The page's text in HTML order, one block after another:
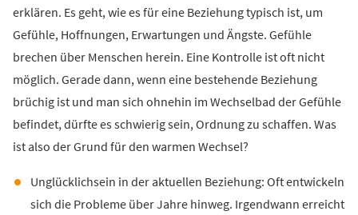
erklären. Es geht, wie es für eine Beziehung typisch ist, um
Gefühle, Hoffnungen, Erwartungen und Ängste. Gefühle
brechen über Menschen herein. Eine Kontrolle ist oft nicht
möglich. Gerade dann, wenn eine bestehende Beziehung
brüchig ist und man sich ohnehin im Wechselbad der Gefühle
befindet, dürfte es schwierig sein, Ordnung zu schaffen. Was
ist also der Grund für den warmen Wechsel?
Unglücklichsein in der aktuellen Beziehung: Oft entwickeln
sich die Probleme über Jahre hinweg. Irgendwann erreicht